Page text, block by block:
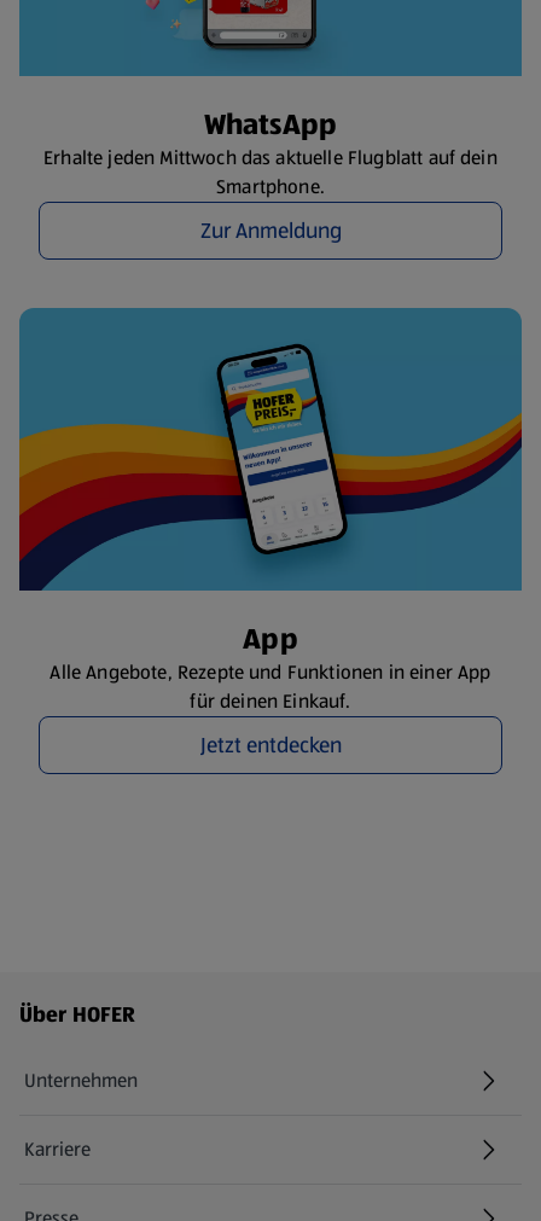
WhatsApp
Erhalte jeden Mittwoch das aktuelle Flugblatt auf dein
Smartphone.
Zur Anmeldung
App
Alle Angebote, Rezepte und Funktionen in einer App
für deinen Einkauf.
Jetzt entdecken
Fußzeilenmenü - weitere Links
Über HOFER
Unternehmen
Karriere
(öffnet in einem neuen Tab)